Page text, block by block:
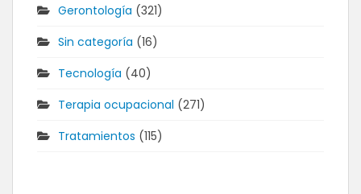
Gerontología (321)
Sin categoría (16)
Tecnología (40)
Terapia ocupacional (271)
Tratamientos (115)